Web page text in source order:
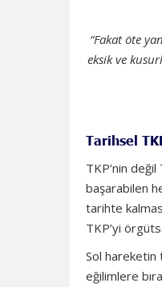
“Fakat öte
eksik ve
Tarihsel
TKP’nin
başarabilen
tarihte
TKP’yi
Sol hareketin
eğilimlere